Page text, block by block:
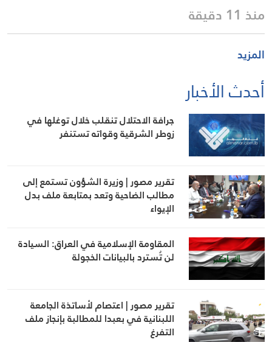
منذ 11 دقيقة
المزيد
أحدث الأخبار
جرافة الاحتلال تنقلب خلال توغلها في
زوطر الشرقية وقواته تستنفر
تقرير مصور | وزيرة الشؤون تستمع إلى
مطالب الضاحية وتعد بمتابعة ملف بدل
الإيواء
المقاومة الإسلامية في العراق: السيادة
لن تُسترد بالبيانات الخجولة
تقرير مصور | اعتصام لأساتذة الجامعة
اللبنانية في بعبدا للمطالبة بإنجاز ملف
التفرغ